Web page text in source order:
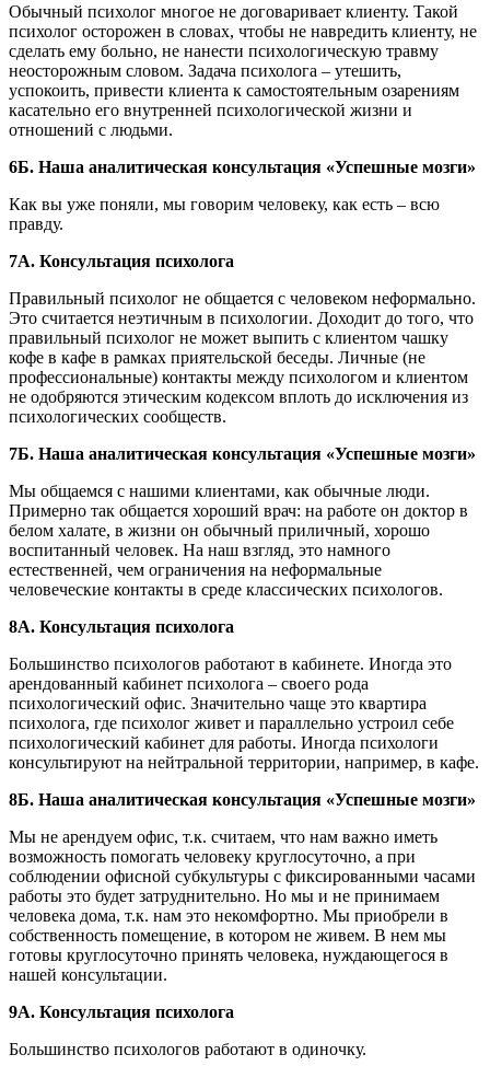
Обычный психолог многое не договаривает клиенту. Такой
психолог осторожен в словах, чтобы не навредить клиенту, не
сделать ему больно, не нанести психологическую травму
неосторожным словом. Задача психолога – утешить,
успокоить, привести клиента к самостоятельным озарениям
касательно его внутренней психологической жизни и
отношений с людьми.
6Б. Наша аналитическая консультация «Успешные мозги»
Как вы уже поняли, мы говорим человеку, как есть – всю
правду.
7А. Консультация психолога
Правильный психолог не общается с человеком неформально.
Это считается неэтичным в психологии. Доходит до того, что
правильный психолог не может выпить с клиентом чашку
кофе в кафе в рамках приятельской беседы. Личные (не
профессиональные) контакты между психологом и клиентом
не одобряются этическим кодексом вплоть до исключения из
психологических сообществ.
7Б. Наша аналитическая консультация «Успешные мозги»
Мы общаемся с нашими клиентами, как обычные люди.
Примерно так общается хороший врач: на работе он доктор в
белом халате, в жизни он обычный приличный, хорошо
воспитанный человек. На наш взгляд, это намного
естественней, чем ограничения на неформальные
человеческие контакты в среде классических психологов.
8А. Консультация психолога
Большинство психологов работают в кабинете. Иногда это
арендованный кабинет психолога – своего рода
психологический офис. Значительно чаще это квартира
психолога, где психолог живет и параллельно устроил себе
психологический кабинет для работы. Иногда психологи
консультируют на нейтральной территории, например, в кафе.
8Б. Наша аналитическая консультация «Успешные мозги»
Мы не арендуем офис, т.к. считаем, что нам важно иметь
возможность помогать человеку круглосуточно, а при
соблюдении офисной субкультуры с фиксированными часами
работы это будет затруднительно. Но мы и не принимаем
человека дома, т.к. нам это некомфортно. Мы приобрели в
собственность помещение, в котором не живем. В нем мы
готовы круглосуточно принять человека, нуждающегося в
нашей консультации.
9А. Консультация психолога
Большинство психологов работают в одиночку.